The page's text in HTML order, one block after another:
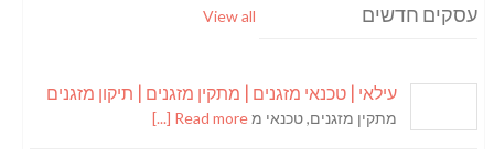
עסקים חדשים View all
עילאי | טכנאי מזגנים | מתקין מזגנים | תיקון מזגנים
מתקין מזגנים, טכנאי מRead more [...]